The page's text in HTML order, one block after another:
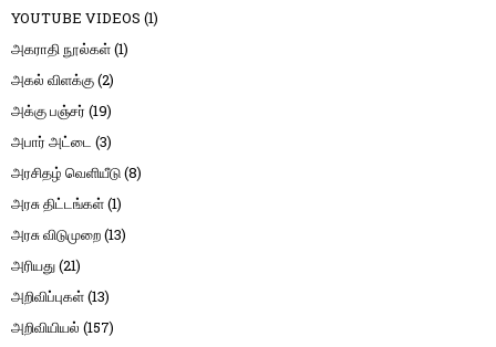
YOUTUBE VIDEOS (1)
அகராதி நூல்கள்(1)
அகல் விளக்கு(2)
அக்கு பஞ்சர் (19)
அபார் அட்டை (3)
அரசிதழ் வெளியீடு(8)
அரசு திட்டங்கள்(1)
அரசு விடுமுறை(13)
அரியது(21)
அறிவிப்புகள்(13)
அறிவியியல் (157)